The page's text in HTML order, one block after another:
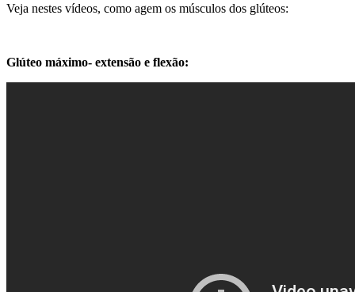
Veja nestes vídeos, como agem os músculos dos glúteos:
Glúteo máximo- extensão e flexão: